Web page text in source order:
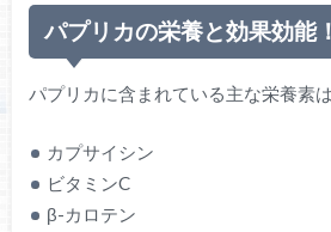
パプリカの栄養と効果効能！
パプリカに含まれている主な栄養素
カプサイシン
ビタミンC
β-カロテン